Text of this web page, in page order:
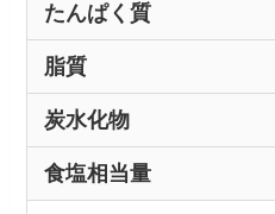
たんぱく質
脂質
炭水化物
食塩相当量